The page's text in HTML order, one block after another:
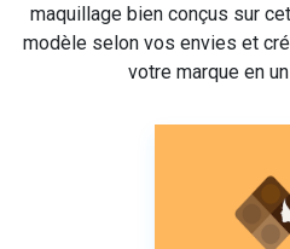
maquillage bien conçus sur
modèle selon vos envies et
votre marque en